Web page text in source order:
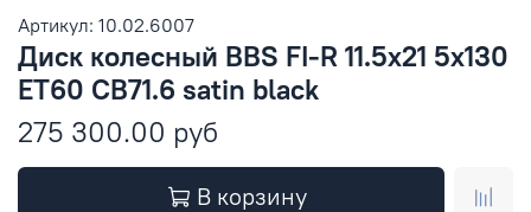
Артикул: 10.02.6007
Диск колесный BBS FI-R 11.5x21 5x130
ET60 CB71.6 satin black
275 300.00 руб
В корзину